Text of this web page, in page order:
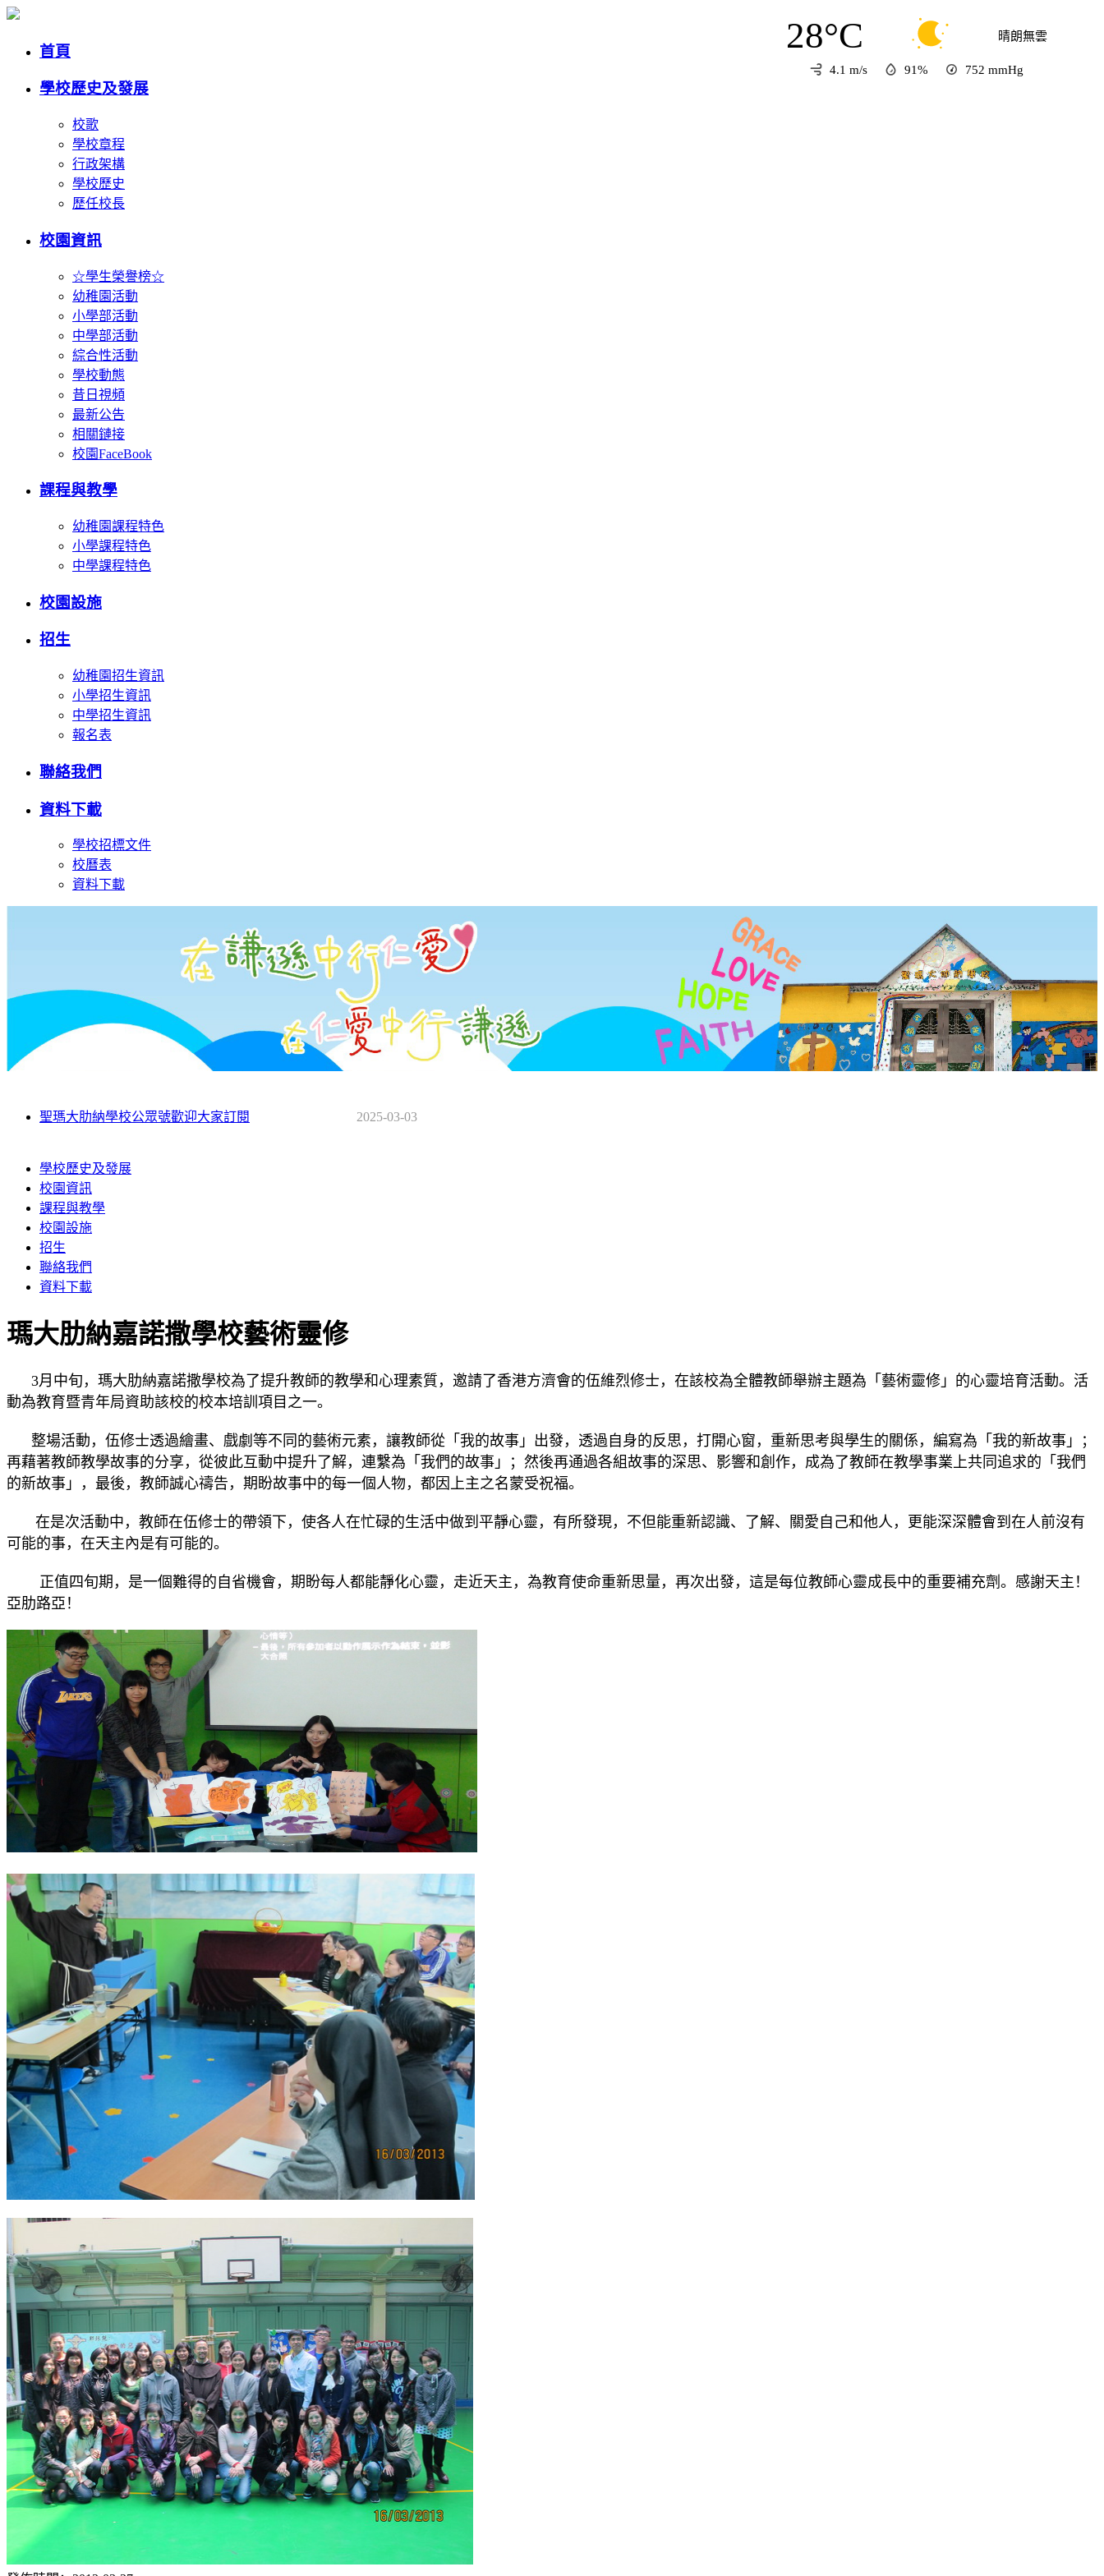
28°C 晴朗無雲
4.1 m/s 91% 752 mmHg
首頁
學校歷史及發展
校歌
學校章程
行政架構
學校歷史
歷任校長
校園資訊
☆學生榮譽榜☆
幼稚園活動
小學部活動
中學部活動
綜合性活動
學校動態
昔日視頻
最新公告
相關鏈接
校園FaceBook
課程與教學
幼稚園課程特色
小學課程特色
中學課程特色
校園設施
招生
幼稚園招生資訊
小學招生資訊
中學招生資訊
報名表
聯絡我們
資料下載
學校招標文件
校曆表
資料下載
2025-03-03
聖瑪大肋納學校公眾號歡迎大家訂閱
學校歷史及發展
校園資訊
課程與教學
校園設施
招生
聯絡我們
資料下載
瑪大肋納嘉諾撒學校藝術靈修
3月中旬，瑪大肋納嘉諾撒學校為了提升教師的教學和心理素質，邀請了香港方濟會的伍維烈修士，在該校為全體教師舉辦主題為「藝術靈修」的心靈培育活動。活
動為教育暨青年局資助該校的校本培訓項目之一。
整場活動，伍修士透過繪畫、戲劇等不同的藝術元素，讓教師從「我的故事」出發，透過自身的反思，打開心窗，重新思考與學生的關係，編寫為「我的新故事」；
再藉著教師教學故事的分享，從彼此互動中提升了解，連繫為「我們的故事」；然後再通過各組故事的深思、影響和創作，成為了教師在教學事業上共同追求的「我們
的新故事」，最後，教師誠心禱告，期盼故事中的每一個人物，都因上主之名蒙受祝福。
在是次活動中，教師在伍修士的帶領下，使各人在忙碌的生活中做到平靜心靈，有所發現，不但能重新認識、了解、關愛自己和他人，更能深深體會到在人前沒有
可能的事，在天主內是有可能的。
正值四旬期，是一個難得的自省機會，期盼每人都能靜化心靈，走近天主，為教育使命重新思量，再次出發，這是每位教師心靈成長中的重要補充劑。感謝天主！
亞肋路亞！